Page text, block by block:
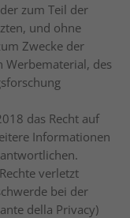
zum Teil der
und ohne
Zwecke der
Werbematerial, des
das Recht auf
Informationen
verletzt
bei der
della Privacy)